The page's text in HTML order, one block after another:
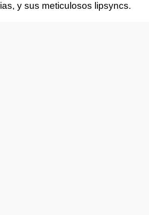
y sus meticulosos lipsyncs.